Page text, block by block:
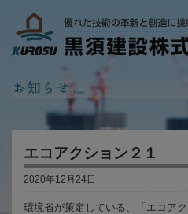
エコアクション２１
2020年12月24日
環境省が策定している、「エコア